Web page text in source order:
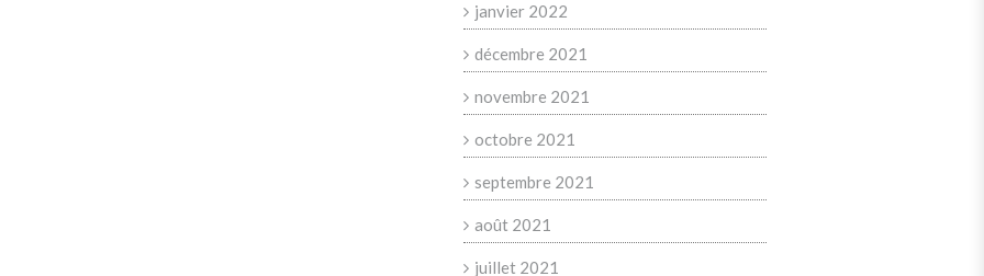
janvier 2022
décembre 2021
novembre 2021
octobre 2021
septembre 2021
août 2021
juillet 2021